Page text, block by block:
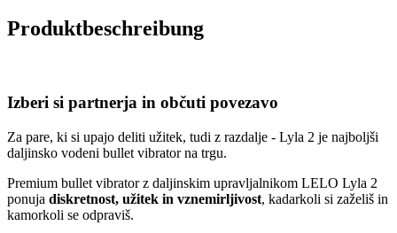
Produktbeschreibung
Izberi si partnerja in občuti povezavo
Za pare, ki si upajo deliti užitek, tudi z razdalje - Lyla 2 je najboljši
daljinsko vodeni bullet vibrator na trgu.
Premium bullet vibrator z daljinskim upravljalnikom LELO Lyla 2
ponuja diskretnost, užitek in vznemirljivost, kadarkoli si zaželiš in
kamorkoli se odpraviš.